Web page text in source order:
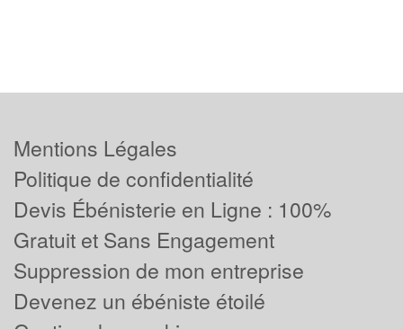
Mentions Légales
Politique de confidentialité
Devis Ébénisterie en Ligne : 100%
Gratuit et Sans Engagement
Suppression de mon entreprise
Devenez un ébéniste étoilé